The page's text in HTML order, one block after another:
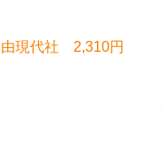
由現代社 2,310円